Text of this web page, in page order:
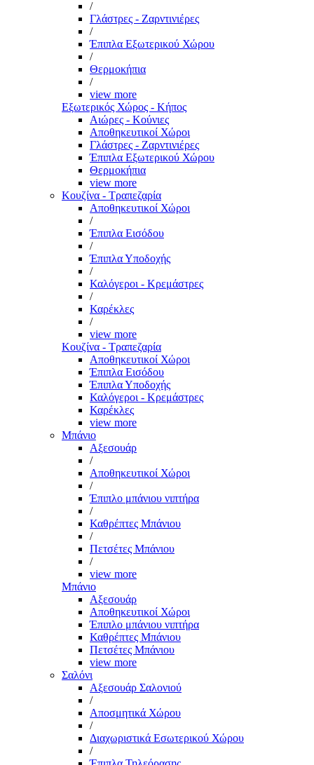
/
Γλάστρες - Ζαρντινιέρες
/
Έπιπλα Εξωτερικού Χώρου
/
Θερμοκήπια
/
view more
Εξωτερικός Χώρος - Κήπος
Αιώρες - Κούνιες
Αποθηκευτικοί Χώροι
Γλάστρες - Ζαρντινιέρες
Έπιπλα Εξωτερικού Χώρου
Θερμοκήπια
view more
Κουζίνα - Τραπεζαρία
Αποθηκευτικοί Χώροι
/
Έπιπλα Εισόδου
/
Έπιπλα Υποδοχής
/
Καλόγεροι - Κρεμάστρες
/
Καρέκλες
/
view more
Κουζίνα - Τραπεζαρία
Αποθηκευτικοί Χώροι
Έπιπλα Εισόδου
Έπιπλα Υποδοχής
Καλόγεροι - Κρεμάστρες
Καρέκλες
view more
Μπάνιο
Αξεσουάρ
/
Αποθηκευτικοί Χώροι
/
Έπιπλο μπάνιου νιπτήρα
/
Καθρέπτες Μπάνιου
/
Πετσέτες Μπάνιου
/
view more
Μπάνιο
Αξεσουάρ
Αποθηκευτικοί Χώροι
Έπιπλο μπάνιου νιπτήρα
Καθρέπτες Μπάνιου
Πετσέτες Μπάνιου
view more
Σαλόνι
Αξεσουάρ Σαλονιού
/
Αποσμητικά Χώρου
/
Διαχωριστικά Εσωτερικού Χώρου
/